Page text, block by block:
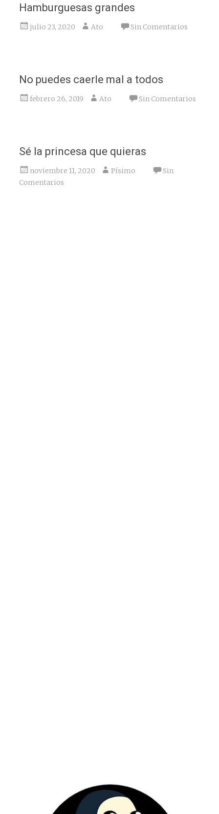
Hamburguesas grandes
julio 23, 2020 Ato Sin Comentarios
No puedes caerle mal a todos
febrero 26, 2019 Ato Sin Comentarios
Sé la princesa que quieras
noviembre 11, 2020 Písimo
Sin
Comentarios